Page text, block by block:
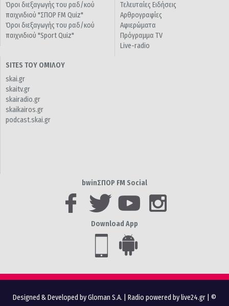
Όροι διεξαγωγής του ραδ/κού
παιχνιδιού "ΣΠΟΡ FM Quiz"
Όροι διεξαγωγής του ραδ/κού
παιχνιδιού "Sport Quiz"
Τελευταίες Ειδήσεις
Αρθρογραφίες
Αφιερώματα
Πρόγραμμα TV
Live-radio
SITES ΤΟΥ ΟΜΙΛΟΥ
skai.gr
skaitv.gr
skairadio.gr
skaikairos.gr
podcast.skai.gr
bwinΣΠΟΡ FM Social
Download App
Designed & Developed by Gloman S.A. Radio powered by live24.gr | ©